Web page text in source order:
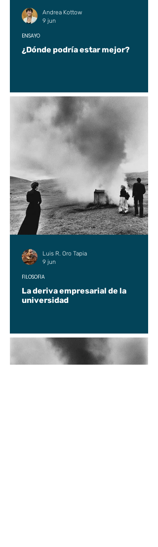
¿Dónde podría estar mejor?
ENSAYO
Andrea Kottow
9 jun
La deriva empresarial de la
universidad
FILOSOFÍA
Luis R. Oro Tapia
9 jun